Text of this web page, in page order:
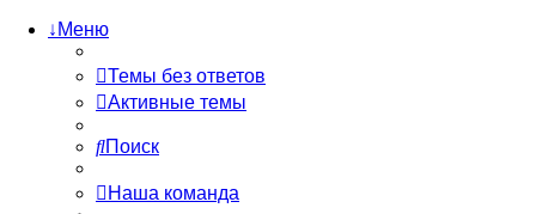
↓Меню
Темы без ответов
Активные темы
Поиск
Наша команда